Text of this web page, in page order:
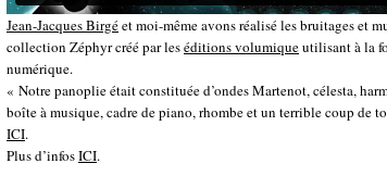
Jean-Jacques Birgéet moi-même avons réalisé les bruitages et
collection Zéphyr créé par leséditions volumiqueutilisant à la
numérique.
« Notre panoplie était constituée d’ondes Martenot, célesta,
boîte à musique, cadre de piano, rhombe et un terrible coup de
ICI.
Plus d’infosICI.